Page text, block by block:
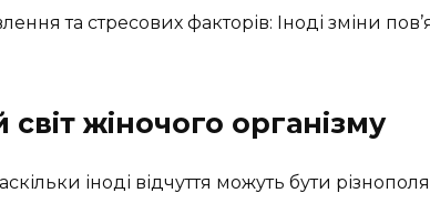
та стресових факторів: Іноді зміни
жіночого організму
іноді відчуття можуть бути